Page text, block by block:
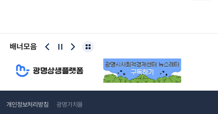
배너모음
개인정보처리방침 광명가치몰